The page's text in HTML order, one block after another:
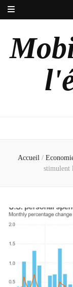
Accueil /
stimulent